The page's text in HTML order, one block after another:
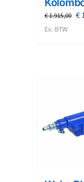
€1.915,00 €
Ex. BTW